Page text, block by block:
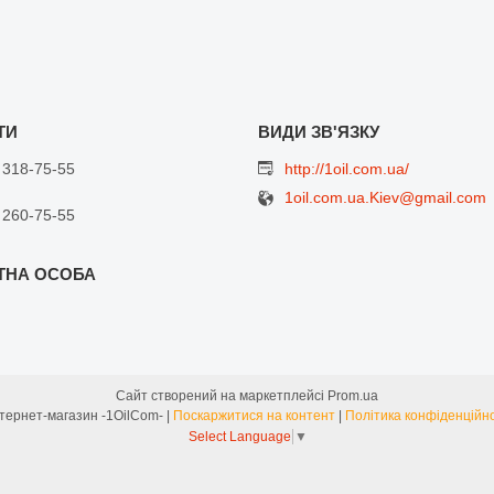
75-55
75-55
http://1oil.com.ua/
1oil.com.ua.Kiev@gmail.com
Сайт створений на маркетплейсі Prom.ua
Поскаржитися на контент
Політика
Select Language ▼